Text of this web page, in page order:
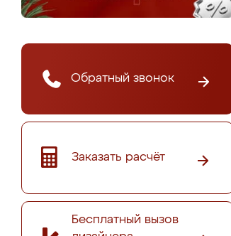
Обратный звонок
Заказать расчёт
Бесплатный вызов